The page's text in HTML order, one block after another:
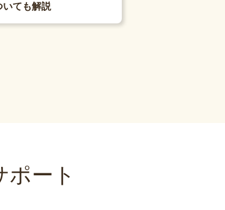
いても解説
ポート